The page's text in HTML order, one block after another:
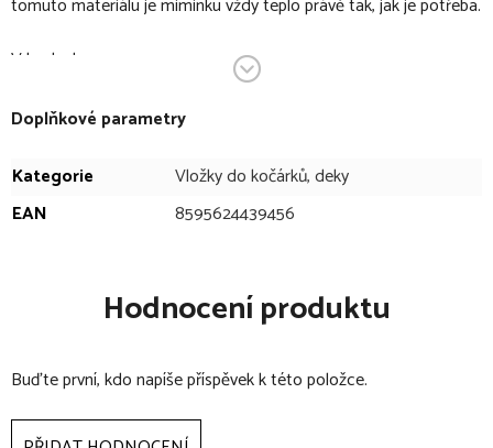
V bodech:
vložka do kočárků, fusaků, zavinovaček, autosedaček
vytváří bariéru mezi dítětem a studeným potahem kočárku,
využitelná i jako teplá přebalovací podložka
materiál je jemný a příjemný na dotek
děti
protipotní mřížka ze 100% bavlny
Doplňkové parametry
Kategorie
Vložky do kočárků, deky
EAN
8595624439456
Hodnocení produktu
Buďte první, kdo napíše příspěvek k této položce.